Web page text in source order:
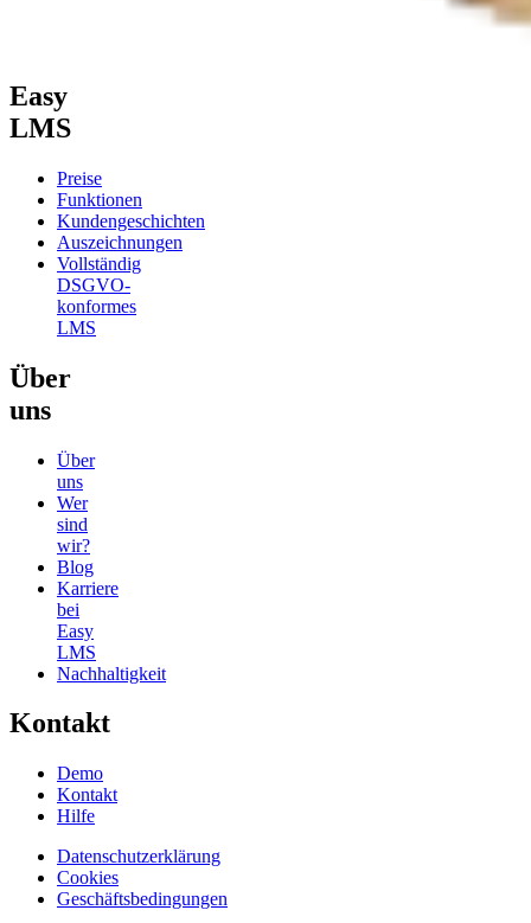
Easy
LMS
Preise
Funktionen
Kundengeschichten
Auszeichnungen
Vollständig
DSGVO-
konformes
LMS
Über
uns
Über
uns
Wer
sind
wir?
Blog
Karriere
bei
Easy
LMS
Nachhaltigkeit
Kontakt
Demo
Kontakt
Hilfe
Datenschutzerklärung
Cookies
Geschäftsbedingungen